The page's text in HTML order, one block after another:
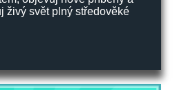
živý svět plný středověké